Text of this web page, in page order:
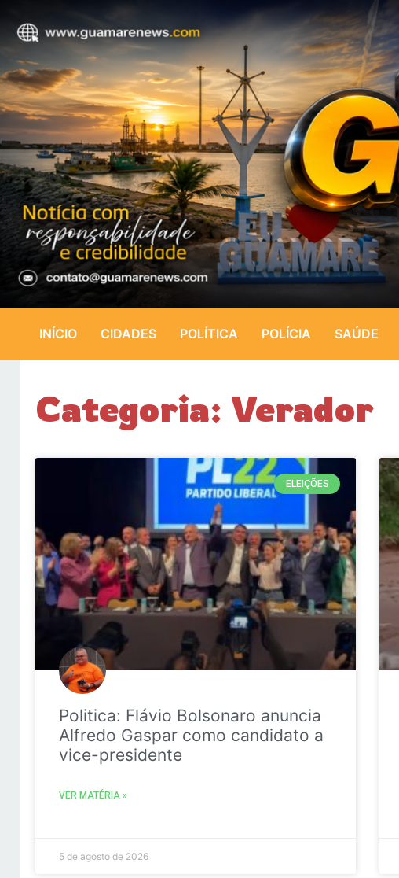
INÍCIO CIDADES POLÍTICA POLÍCIA SAÚDE
Categoria: Verador
ELEIÇÕES
Politica: Flávio Bolsonaro anuncia
Alfredo Gaspar como candidato a
vice-presidente
VER MATÉRIA »
5 de agosto de 2026